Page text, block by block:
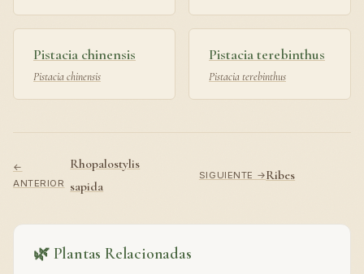
Pistacia chinensis
Pistacia chinensis
Pistacia terebinthus
Pistacia terebinthus
←
ANTERIOR
Rhopalostylis
sapida
SIGUIENTE →Ribes
🌿 Plantas Relacionadas